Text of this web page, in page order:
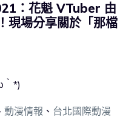
：花魁 VTuber 由
現場分享關於「那檔
｀*)
動漫情報 、 台北國際動漫